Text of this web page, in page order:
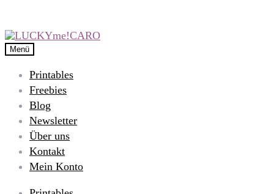
Menü
Printables
Freebies
Blog
Newsletter
Über uns
Kontakt
Mein Konto